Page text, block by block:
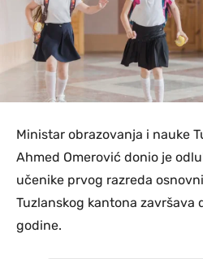
Ministar obrazovanja i nauke
Ahmed Omerović donio je
učenike prvog razreda
Tuzlanskog kantona završava
godine.